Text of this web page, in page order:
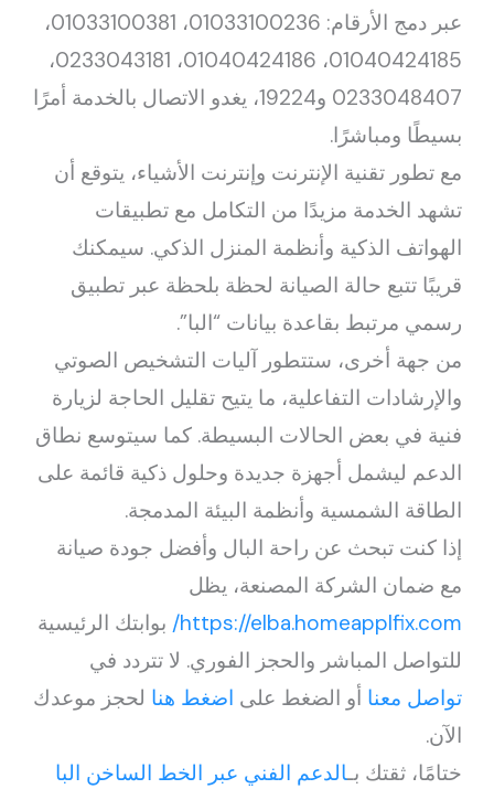
عبر دمج الأرقام: 01033100236، 01033100381،
01040424185، 01040424186، 0233043181،
0233048407 و19224، يغدو الاتصال بالخدمة أمرًا
بسيطًا ومباشرًا.
مع تطور تقنية الإنترنت وإنترنت الأشياء، يتوقع أن
تشهد الخدمة مزيدًا من التكامل مع تطبيقات
الهواتف الذكية وأنظمة المنزل الذكي. سيمكنك
قريبًا تتبع حالة الصيانة لحظة بلحظة عبر تطبيق
رسمي مرتبط بقاعدة بيانات “البا”.
من جهة أخرى، ستتطور آليات التشخيص الصوتي
والإرشادات التفاعلية، ما يتيح تقليل الحاجة لزيارة
فنية في بعض الحالات البسيطة. كما سيتوسع نطاق
الدعم ليشمل أجهزة جديدة وحلول ذكية قائمة على
الطاقة الشمسية وأنظمة البيئة المدمجة.
إذا كنت تبحث عن راحة البال وأفضل جودة صيانة
مع ضمان الشركة المصنعة، يظل
https://elba.homeapplfix.com/ بوابتك الرئيسية
للتواصل المباشر والحجز الفوري. لا تتردد في
تواصل معنا أو الضغط على اضغط هنا لحجز موعدك
الآن.
ختامًا، ثقتك بـالدعم الفني عبر الخط الساخن البا